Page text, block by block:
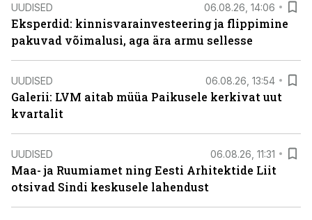
UUDISED 06.08.26, 14:06
Eksperdid: kinnisvarainvesteering ja flippimine
pakuvad võimalusi, aga ära armu sellesse
UUDISED 06.08.26, 13:54
Galerii: LVM aitab müüa Paikusele kerkivat uut
kvartalit
UUDISED 06.08.26, 11:31
Maa- ja Ruumiamet ning Eesti Arhitektide Liit
otsivad Sindi keskusele lahendust